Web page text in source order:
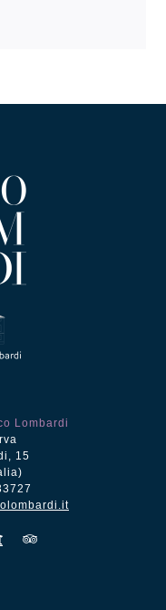
Lombardi
15